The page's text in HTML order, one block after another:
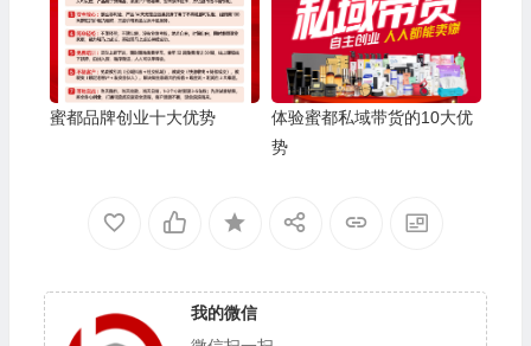
蜜都品牌创业十大优势
体验蜜都私域带货的10大优
势
我的微信